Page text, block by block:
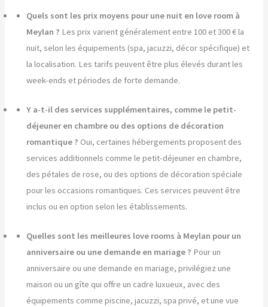
Quels sont les prix moyens pour une nuit en love room à
Meylan ? Les prix varient généralement entre 100 et 300 € la
nuit, selon les équipements (spa, jacuzzi, décor spécifique) et
la localisation. Les tarifs peuvent être plus élevés durant les
week-ends et périodes de forte demande.
Y a-t-il des services supplémentaires, comme le petit-
déjeuner en chambre ou des options de décoration
romantique ? Oui, certaines hébergements proposent des
services additionnels comme le petit-déjeuner en chambre,
des pétales de rose, ou des options de décoration spéciale
pour les occasions romantiques. Ces services peuvent être
inclus ou en option selon les établissements.
Quelles sont les meilleures love rooms à Meylan pour un
anniversaire ou une demande en mariage ? Pour un
anniversaire ou une demande en mariage, privilégiez une
maison ou un gîte qui offre un cadre luxueux, avec des
équipements comme piscine, jacuzzi, spa privé, et une vue